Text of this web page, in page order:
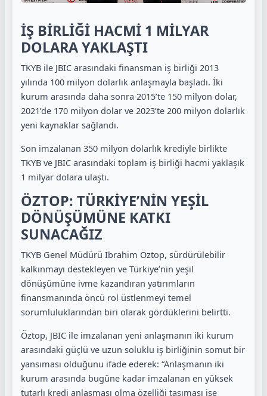
İŞ BİRLİĞİ HACMİ 1 MİLYAR
DOLARA YAKLAŞTI
TKYB ile JBIC arasındaki finansman iş birliği 2013
yılında 100 milyon dolarlık anlaşmayla başladı. İki
kurum arasında daha sonra 2015’te 150 milyon dolar,
2021’de 170 milyon dolar ve 2023’te 200 milyon dolarlık
yeni kaynaklar sağlandı.
Son imzalanan 350 milyon dolarlık krediyle birlikte
TKYB ve JBIC arasındaki toplam iş birliği hacmi yaklaşık
1 milyar dolara ulaştı.
ÖZTOP: TÜRKİYE’NİN YEŞİL
DÖNÜŞÜMÜNE KATKI
SUNACAĞIZ
TKYB Genel Müdürü İbrahim Öztop, sürdürülebilir
kalkınmayı destekleyen ve Türkiye’nin yeşil
dönüşümüne ivme kazandıran yatırımların
finansmanında öncü rol üstlenmeyi temel
sorumluluklarından biri olarak gördüklerini belirtti.
Öztop, JBIC ile imzalanan yeni anlaşmanın iki kurum
arasındaki güçlü ve uzun soluklu iş birliğinin somut bir
yansıması olduğunu ifade ederek: “Anlaşmanın iki
kurum arasında bugüne kadar imzalanan en yüksek
tutarlı kredi anlaşması olma özelliği taşıması ise